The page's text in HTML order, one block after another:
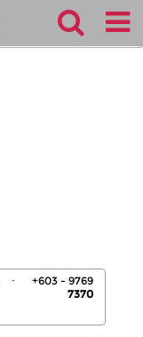
.
+603 - 9769
7370